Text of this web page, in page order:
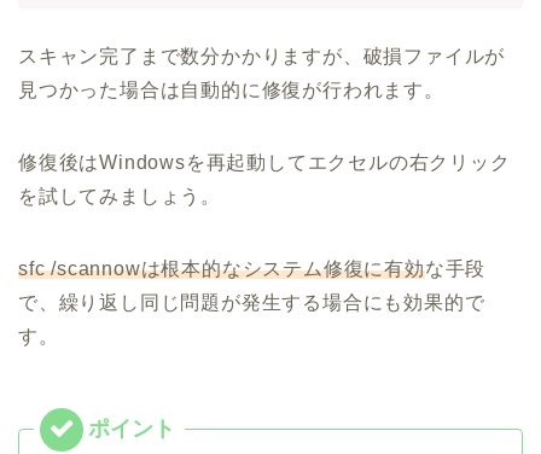
スキャン完了まで数分かかりますが、破損ファイルが
見つかった場合は自動的に修復が行われます。
修復後はWindowsを再起動してエクセルの右クリック
を試してみましょう。
sfc /scannowは根本的なシステム修復に有効な手段
で、繰り返し同じ問題が発生する場合にも効果的で
す。